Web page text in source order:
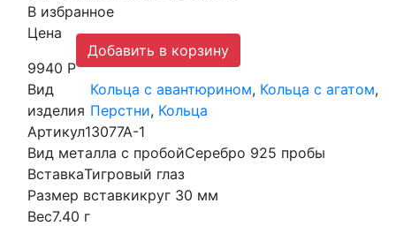
В избранное
Цена
9940 Р
Добавить в корзину
Вид
изделия
Кольца с авантюрином, Кольца с агатом,
Перстни, Кольца
Артикул13077А-1
Вид металла с пробойСеребро 925 пробы
ВставкаТигровый глаз
Размер вставкикруг 30 мм
Вес7.40 г